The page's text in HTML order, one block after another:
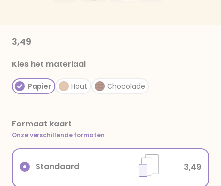
3,49
Kies het materiaal
Papier Hout Chocolade
Formaat kaart
Onze verschillende formaten
Standaard 3,49